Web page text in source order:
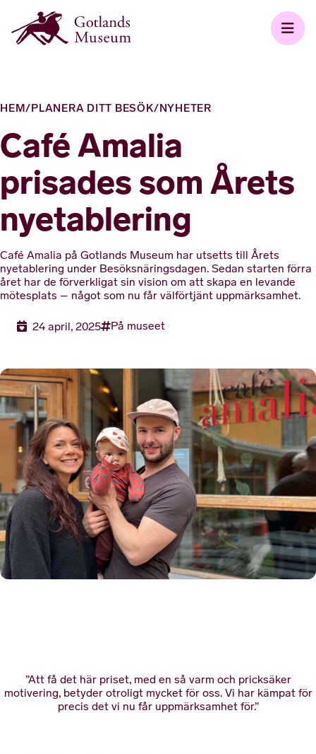
HEM/PLANERA DITT BESÖK/NYHETER
Café Amalia
prisades som Årets
nyetablering
Café Amalia på Gotlands Museum har utsetts till Årets
nyetablering under Besöksnäringsdagen. Sedan starten förra
året har de förverkligat sin vision om att skapa en levande
mötesplats – något som nu får välförtjänt uppmärksamhet.
24 april, 2025 På museet
”Att få det här priset, med en så varm och pricksäker
motivering, betyder otroligt mycket för oss. Vi har kämpat för
precis det vi nu får uppmärksamhet för.”